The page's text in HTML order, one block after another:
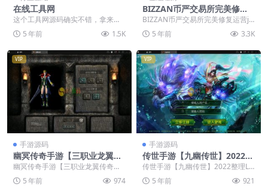
在线工具网
这个工具网源码确实不错，拿来做
流量杠杠的。 功能包括但不局限
于： JSON工具 ...
5 年前 1.5K
BIZZAN币严交易所完美修复
运营java版,完整开源无加密,
带搭建教程
BIZZAN币严交易所完美修复运营ja
va版,完整开源无加密,带完整视频教
程 功...
5 年前 3.3K
VIP
手游源码
幽冥传奇手游【三职业龙翼传
奇】11月整理Win一键即玩服
测】
幽冥传奇手游【三职业龙翼传奇】1
1月整理Win一键即玩服务端+GM后
台+双端【站...
5 年前 974
VIP
手游源码
传世手游【九幽传世】2022整
理Linux手工服务端+GM授权
传世手游【九幽传世】2022整理Lin
ux手工服务端+GM授权物品后台
【站长亲测...
5 年前 921